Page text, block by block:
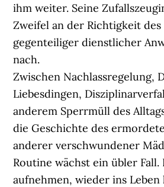
ihm weiter. Seine
Zweifel an der Richtigkeit
gegenteiliger dienstlicher
nach.
Zwischen Nachlassregelung,
Liebesdingen,
anderem Sperrmüll des
die Geschichte des
anderer verschwundener
Routine wächst ein übler Fall.
aufnehmen, wieder ins Leben